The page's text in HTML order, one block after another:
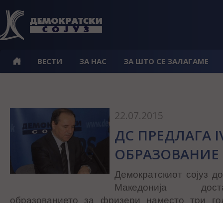
ВЕСТИ ЗА НАС ЗА ШТО СЕ ЗАЛАГАМЕ
22.07.2015
ДС ПРЕДЛАГА
Демократскиот сојуз
Македонија
образованието за фризери наместо три